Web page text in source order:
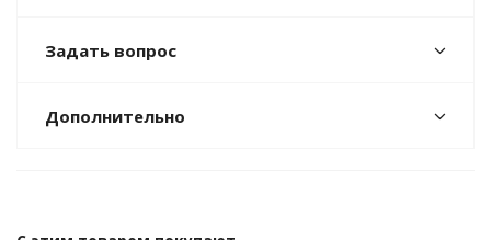
Задать вопрос
Дополнительно